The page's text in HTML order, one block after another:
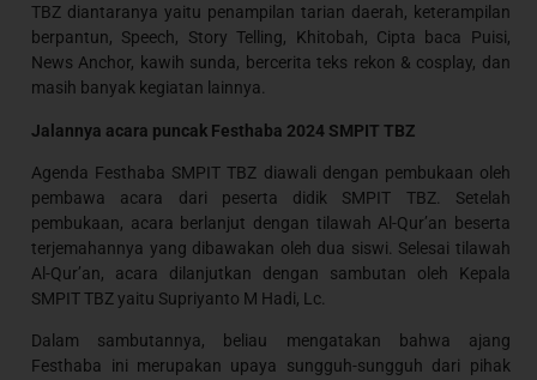
TBZ diantaranya yaitu penampilan tarian daerah, keterampilan
berpantun, Speech, Story Telling, Khitobah, Cipta baca Puisi,
News Anchor, kawih sunda, bercerita teks rekon & cosplay, dan
masih banyak kegiatan lainnya.
Jalannya acara puncak Festhaba 2024 SMPIT TBZ
Agenda Festhaba SMPIT TBZ diawali dengan pembukaan oleh
pembawa acara dari peserta didik SMPIT TBZ. Setelah
pembukaan, acara berlanjut dengan tilawah Al-Qur’an beserta
terjemahannya yang dibawakan oleh dua siswi. Selesai tilawah
Al-Qur’an, acara dilanjutkan dengan sambutan oleh Kepala
SMPIT TBZ yaitu Supriyanto M Hadi, Lc.
Dalam sambutannya, beliau mengatakan bahwa ajang
Festhaba ini merupakan upaya sungguh-sungguh dari pihak